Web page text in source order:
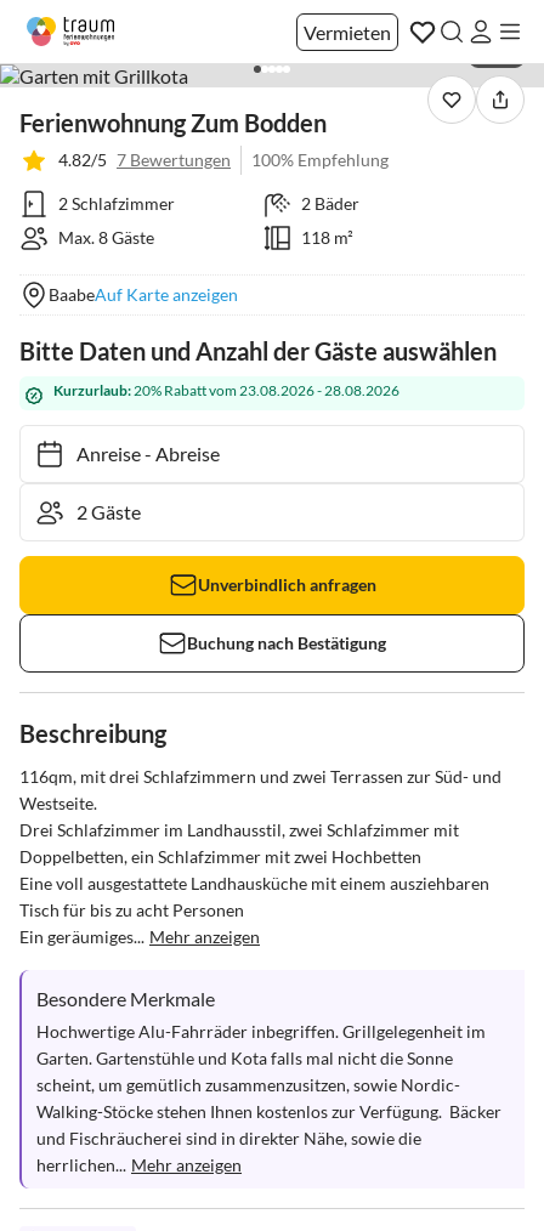
Vermieten
Ferienwohnung Zum Bodden
4.82/5 7 Bewertungen 100% Empfehlung
2 Schlafzimmer
2 Bäder
Max. 8 Gäste
118 m²
BaabeAuf Karte anzeigen
Bitte Daten und Anzahl der Gäste auswählen
Kurzurlaub:20% Rabatt vom 23.08.2026 - 28.08.2026
Anreise- Abreise
Unverbindlich anfragen
Buchung nach Bestätigung
Beschreibung
116qm, mit drei Schlafzimmern und zwei Terrassen zur Süd- und
Westseite.
Drei Schlafzimmer im Landhausstil, zwei Schlafzimmer mit
Doppelbetten, ein Schlafzimmer mit zwei Hochbetten
Eine voll ausgestattete Landhausküche mit einem ausziehbaren
Tisch für bis zu acht Personen
Ein geräumiges... Mehr anzeigen
Besondere Merkmale
Hochwertige Alu-Fahrräder inbegriffen. Grillgelegenheit im
Garten. Gartenstühle und Kota falls mal nicht die Sonne
scheint, um gemütlich zusammenzusitzen, sowie Nordic-
Walking-Stöcke stehen Ihnen kostenlos zur Verfügung.  Bäcker
und Fischräucherei sind in direkter Nähe, sowie die
herrlichen... Mehr anzeigen